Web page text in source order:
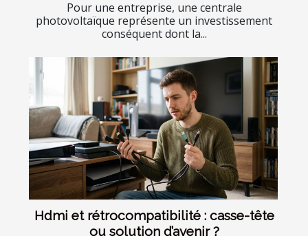
Pour une entreprise, une centrale
photovoltaïque représente un investissement
conséquent dont la...
Hdmi et rétrocompatibilité : casse-tête
ou solution d’avenir ?